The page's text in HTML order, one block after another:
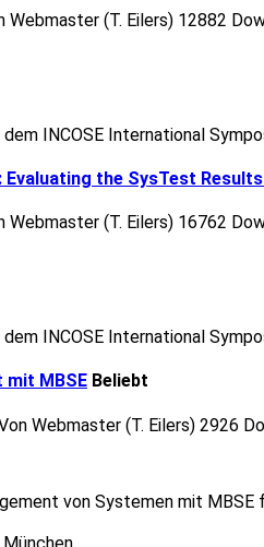
Webmaster (T. Eilers) 12882
INCOSE International
Evaluating the SysTest
Webmaster (T. Eilers) 16762
INCOSE International
mit MBSE Beliebt
Webmaster (T. Eilers) 2926
von Systemen mit